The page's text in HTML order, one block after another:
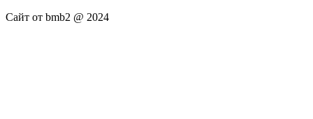
Сайт от bmb2 @ 2024